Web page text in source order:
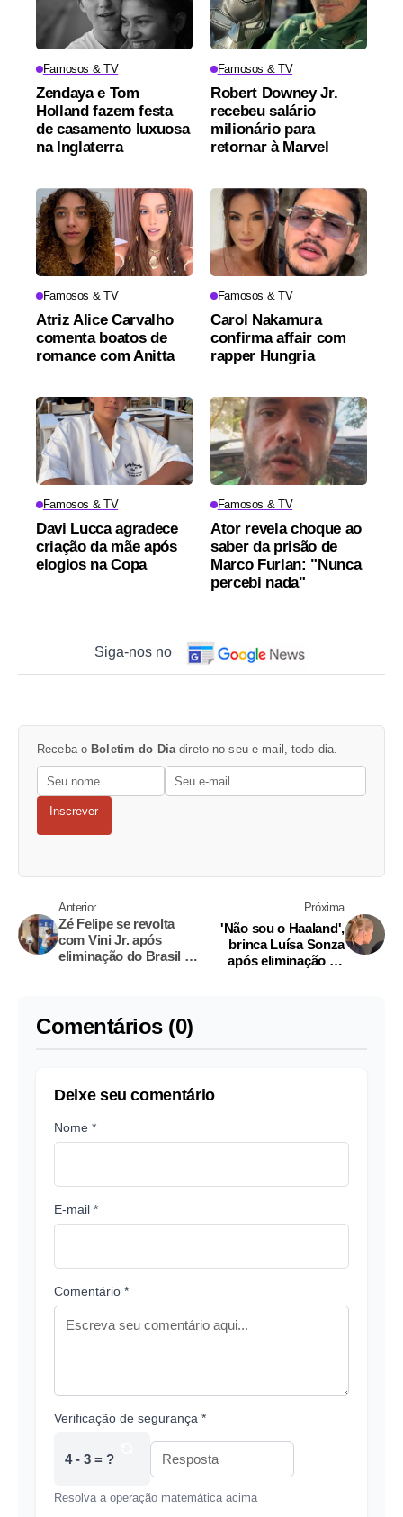
Famosos & TV
Zendaya e Tom
Holland fazem festa
de casamento luxuosa
na Inglaterra
Famosos & TV
Robert Downey Jr.
recebeu salário
milionário para
retornar à Marvel
Famosos & TV
Atriz Alice Carvalho
comenta boatos de
romance com Anitta
Famosos & TV
Carol Nakamura
confirma affair com
rapper Hungria
Famosos & TV
Davi Lucca agradece
criação da mãe após
elogios na Copa
Famosos & TV
Ator revela choque ao
saber da prisão de
Marco Furlan: "Nunca
percebi nada"
Siga-nos no
Receba o Boletim do Dia direto no seu e-mail, todo dia.
Inscrever
Anterior
Zé Felipe se revolta
com Vini Jr. após
eliminação do Brasil e
Próxima
'Não sou o Haaland',
brinca Luísa Sonza
após eliminação do
Comentários (0)
Deixe seu comentário
Nome *
E-mail *
Comentário *
Verificação de segurança *
4 - 3 = ?
Resolva a operação matemática acima